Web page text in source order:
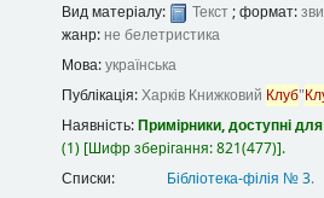
Вид матеріалу: Текст; формат:
жанр: не белетристика
Мова:українська
Публікація:Харків Книжковий Клуб"
Наявність:Примірники, доступні
(1) Шифр зберігання:821(477) .
Списки:
Бібліотека-філія № 3.